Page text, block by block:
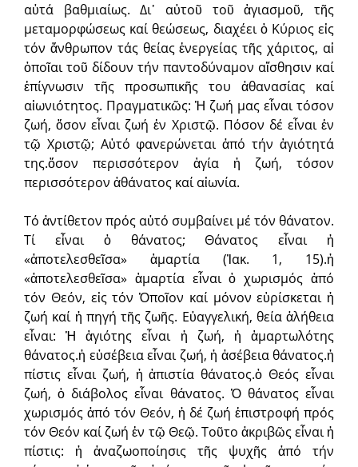
αὐτά βαθμιαίως. Δι᾽ αὐτοῦ τοῦ ἁγιασμοῦ, τῆς
μεταμορφώσεως καί θεώσεως, διαχέει ὁ Κύριος εἰς
τόν ἄνθρωπον τάς θείας ἐνεργείας τῆς χάριτος, αἱ
ὁποῖαι τοῦ δίδουν τήν παντοδύναμον αἴσθησιν καί
ἐπίγνωσιν τῆς προσωπικῆς του ἀθανασίας καί
αἰωνιότητος. Πραγματικῶς: Ἡ ζωή μας εἶναι τόσον
ζωή, ὅσον εἶναι ζωή ἐν Χριστῷ. Πόσον δέ εἶναι ἐν
τῷ Χριστῷ; Αὐτό φανερώνεται ἀπό τήν ἁγιότητά
της.ὅσον περισσότερον ἁγία ἡ ζωή, τόσον
περισσότερον ἀθάνατος καί αἰωνία.
Τό ἀντίθετον πρός αὐτό συμβαίνει μέ τόν θάνατον.
Τί εἶναι ὁ θάνατος; Θάνατος εἶναι ἡ
«ἀποτελεσθεῖσα» ἁμαρτία (Ἰακ. 1, 15).ἡ
«ἀποτελεσθεῖσα» ἁμαρτία εἶναι ὁ χωρισμός ἀπό
τόν Θεόν, εἰς τόν Ὁποῖον καί μόνον εὑρίσκεται ἡ
ζωή καί ἡ πηγή τῆς ζωῆς. Εὐαγγελική, θεία ἀλήθεια
εἶναι: Ἡ ἁγιότης εἶναι ἡ ζωή, ἡ ἁμαρτωλότης
θάνατος.ἡ εὐσέβεια εἶναι ζωή, ἡ ἀσέβεια θάνατος.ἡ
πίστις εἶναι ζωή, ἡ ἀπιστία θάνατος.ὁ Θεός εἶναι
ζωή, ὁ διάβολος εἶναι θάνατος. Ὁ θάνατος εἶναι
χωρισμός ἀπό τόν Θεόν, ἡ δέ ζωή ἐπιστροφή πρός
τόν Θεόν καί ζωή ἐν τῷ Θεῷ. Τοῦτο ἀκριβῶς εἶναι ἡ
πίστις: ἡ ἀναζωοποίησις τῆς ψυχῆς ἀπό τήν